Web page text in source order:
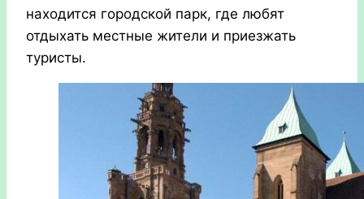
находится городской парк, где любят
отдыхать местные жители и приезжать
туристы.